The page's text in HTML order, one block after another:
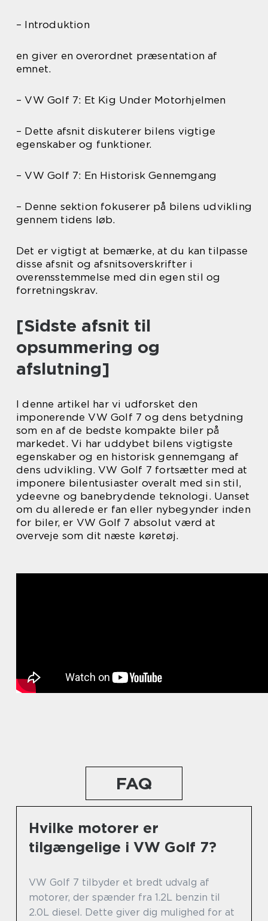
– Introduktion
en giver en overordnet præsentation af
emnet.
– VW Golf 7: Et Kig Under Motorhjelmen
– Dette afsnit diskuterer bilens vigtige
egenskaber og funktioner.
– VW Golf 7: En Historisk Gennemgang
– Denne sektion fokuserer på bilens udvikling
gennem tidens løb.
Det er vigtigt at bemærke, at du kan tilpasse
disse afsnit og afsnitsoverskrifter i
overensstemmelse med din egen stil og
forretningskrav.
[Sidste afsnit til
opsummering og
afslutning]
I denne artikel har vi udforsket den
imponerende VW Golf 7 og dens betydning
som en af de bedste kompakte biler på
markedet. Vi har uddybet bilens vigtigste
egenskaber og en historisk gennemgang af
dens udvikling. VW Golf 7 fortsætter med at
imponere bilentusiaster overalt med sin stil,
ydeevne og banebrydende teknologi. Uanset
om du allerede er fan eller nybegynder inden
for biler, er VW Golf 7 absolut værd at
overveje som dit næste køretøj.
FAQ
Hvilke motorer er
tilgængelige i VW Golf 7?
VW Golf 7 tilbyder et bredt udvalg af
motorer, der spænder fra 1.2L benzin til
2.0L diesel. Dette giver dig mulighed for at